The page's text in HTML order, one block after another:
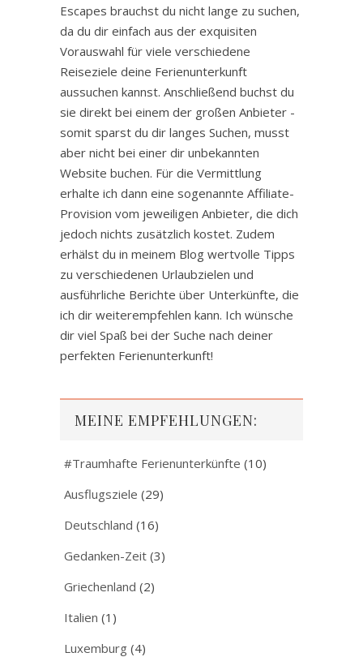
Escapes brauchst du nicht lange zu suchen,
da du dir einfach aus der exquisiten
Vorauswahl für viele verschiedene
Reiseziele deine Ferienunterkunft
aussuchen kannst. Anschließend buchst du
sie direkt bei einem der großen Anbieter -
somit sparst du dir langes Suchen, musst
aber nicht bei einer dir unbekannten
Website buchen. Für die Vermittlung
erhalte ich dann eine sogenannte Affiliate-
Provision vom jeweiligen Anbieter, die dich
jedoch nichts zusätzlich kostet. Zudem
erhälst du in meinem Blog wertvolle Tipps
zu verschiedenen Urlaubzielen und
ausführliche Berichte über Unterkünfte, die
ich dir weiterempfehlen kann. Ich wünsche
dir viel Spaß bei der Suche nach deiner
perfekten Ferienunterkunft!
MEINE EMPFEHLUNGEN:
#Traumhafte Ferienunterkünfte (10)
Ausflugsziele (29)
Deutschland (16)
Gedanken-Zeit (3)
Griechenland (2)
Italien (1)
Luxemburg (4)